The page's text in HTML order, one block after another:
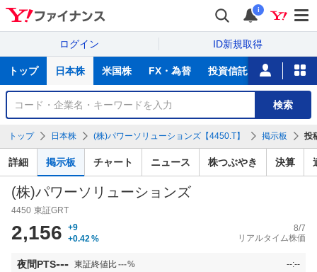
i
ログイン ID新規取得
サ
トップ 日本株 米国株 FX・為替 投資信託 ニュース
銘
検
索
検索
トップ 日本株 (株)パワーソリューションズ【4450.T】 掲示板 投
詳細 掲示板 チャート ニュース 株つぶやき 決算
(株)パワーソリューションズ
4450 東証GRT
2,156
+9
+0.42 %
8/7
リアルタイム株価
夜間PTS--- 東証終値比---% --:--